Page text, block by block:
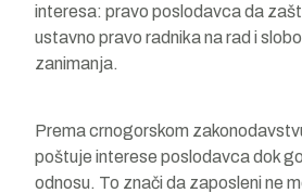
interesa: pravo poslodavca da
ustavno pravo radnika na rad i
zanimanja.
Prema crnogorskom
poštuje interese poslodavca dok
odnosu. To znači da zaposleni ne